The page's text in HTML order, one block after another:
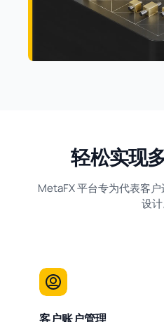
轻松实现
MetaFX 平台专为代表客
设计
客户账户管理